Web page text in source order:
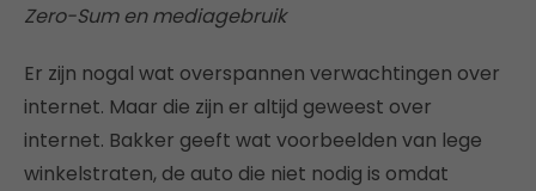
Zero-Sum en mediagebruik
Er zijn nogal wat overspannen verwachtingen over
internet. Maar die zijn er altijd geweest over
internet. Bakker geeft wat voorbeelden van lege
winkelstraten, de auto die niet nodig is omdat